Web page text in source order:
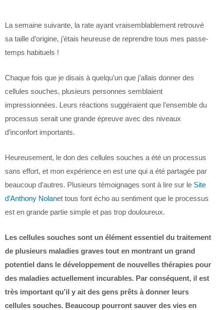
La semaine suivante, la rate ayant vraisemblablement retrouvé
sa taille d’origine, j’étais heureuse de reprendre tous mes passe-
temps habituels !
Chaque fois que je disais à quelqu’un que j’allais donner des
cellules souches, plusieurs personnes semblaient
impressionnées. Leurs réactions suggéraient que l’ensemble du
processus serait une grande épreuve avec des niveaux
d’inconfort importants.
Heureusement, le don des cellules souches a été un processus
sans effort, et mon expérience en est une qui a été partagée par
beaucoup d’autres. Plusieurs témoignages sont à lire sur le Site
d’Anthony Nolanet tous font écho au sentiment que le processus
est en grande partie simple et pas trop douloureux.
Les cellules souches sont un élément essentiel du traitement
de plusieurs maladies graves tout en montrant un grand
potentiel dans le développement de nouvelles thérapies pour
des maladies actuellement incurables. Par conséquent, il est
très important qu’il y ait des gens prêts à donner leurs
cellules souches. Beaucoup pourront sauver des vies en